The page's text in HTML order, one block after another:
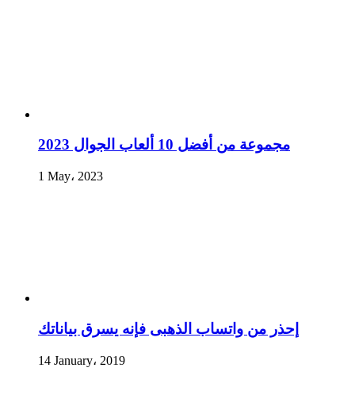
مجموعة من أفضل 10 ألعاب الجوال 2023
1 May، 2023
إحذر من واتساب الذهبى فإنه يسرق بياناتك
14 January، 2019